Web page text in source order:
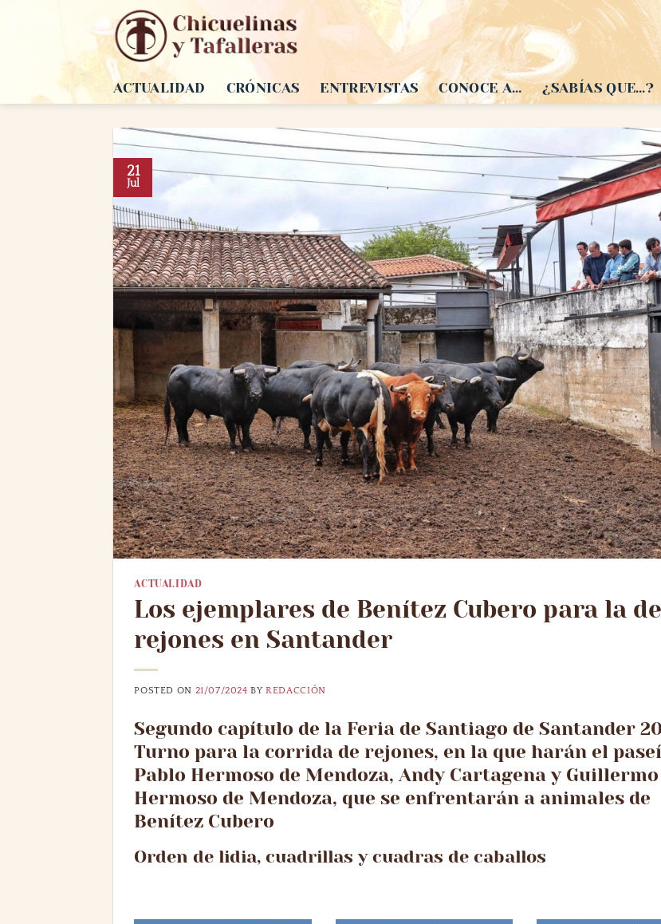
ACTUALIDAD
CRÓNICAS ENTREVISTAS CONOCE A… ¿SABÍAS QUE…?
21
Jul
ACTUALIDAD
Los ejemplares de Benítez Cubero para la de
rejones en Santander
POSTED ON 21/07/2024 BYREDACCIÓN
Segundo capítulo de la Feria de Santiago de Santander
Turno para la corrida de rejones, en la que harán el
Pablo Hermoso de Mendoza, Andy Cartagena y Guillermo
Hermoso de Mendoza, que se enfrentarán a animales de
Benítez Cubero
Orden de lidia, cuadrillas y cuadras de caballos